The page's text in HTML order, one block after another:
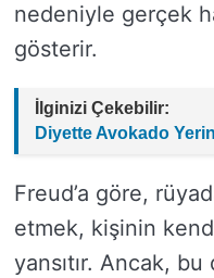
nedeniyle gerçek
gösterir.
İlginizi Çekebilir:
Diyette Avokado
Freud’a göre,
etmek, kişinin
yansıtır. Ancak,